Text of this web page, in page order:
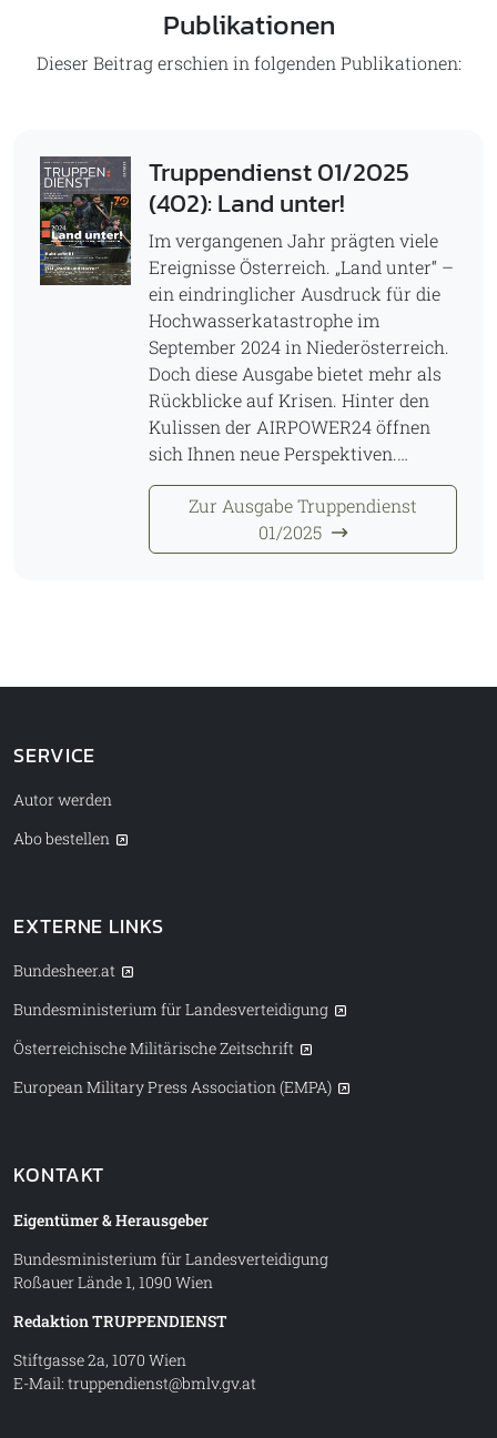
Publikationen
Dieser Beitrag erschien in folgenden Publikationen:
Truppendienst 01/2025
(402): Land unter!
Im vergangenen Jahr prägten viele
Ereignisse Österreich. „Land unter“ –
ein eindringlicher Ausdruck für die
Hochwasserkatastrophe im
September 2024 in Niederösterreich.
Doch diese Ausgabe bietet mehr als
Rückblicke auf Krisen. Hinter den
Kulissen der AIRPOWER24 öffnen
sich Ihnen neue Perspektiven.…
Zur Ausgabe Truppendienst
01/2025
SERVICE
Autor werden
Abo bestellen
EXTERNE LINKS
Bundesheer.at
Bundesministerium für Landesverteidigung
Österreichische Militärische Zeitschrift
European Military Press Association (EMPA)
KONTAKT
Eigentümer & Herausgeber
Bundesministerium für Landesverteidigung
Roßauer Lände 1, 1090 Wien
Redaktion TRUPPENDIENST
Stiftgasse 2a, 1070 Wien
E-Mail: truppendienst@bmlv.gv.at